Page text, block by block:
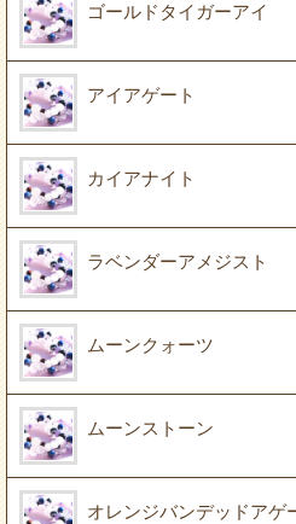
ゴールドタイガーアイ
アイアゲート
カイアナイト
ラベンダーアメジスト
ムーンクォーツ
ムーンストーン
オレンジバンデッドアゲ